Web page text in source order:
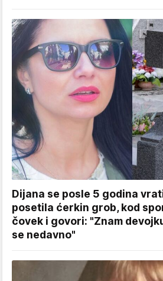
Dijana se posle 5 godina
posetila ćerkin grob, kod
čovek i govori: "Znam
se nedavno"